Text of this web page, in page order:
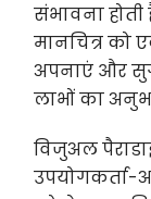
संभावना
मानचित्र को
अपनाएं और
लाभों का
विजुअल
उपयोगकर्ता-